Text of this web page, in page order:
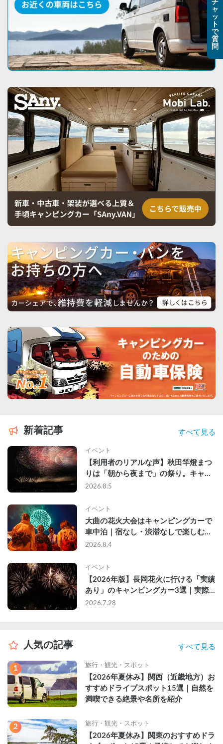
新着記事 すべて見る
イベント
【利用者のリアルな声】秋田竿燈まつ
りは「朝から夜まで」の祭り。キャン
ピングカーで行った2組の記録
2026.8.5
イベント
大曲の花火大会はキャンピングカーで
車中泊｜宿なし・渋滞なしで楽しむ
2026年完全ガイド
2026.8.4
イベント
【2026年版】長岡花火に行ける「実績
あり」のキャンピングカー3選｜実際
に利用したゲストのレビュー付き
2026.7.28
人気の記事 すべて見る
1 旅行・観光・スポット
【2026年夏休み】関西（近畿地方）お
すすめドライブスポット15選｜自然を
満喫できる絶景や名所を紹介
2 旅行・観光・スポット
【2026年夏休み】関東のおすすめドラ
チ
ャ
ッ
ト
で
質
問